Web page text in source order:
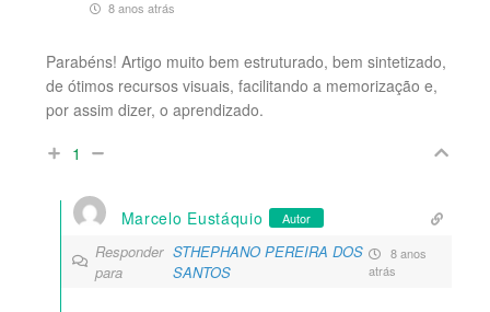
8 anos atrás
Parabéns! Artigo muito bem estruturado, bem sintetizado,
de ótimos recursos visuais, facilitando a memorização e,
por assim dizer, o aprendizado.
1
Marcelo Eustáquio Autor
Responder
para
STHEPHANO PEREIRA DOS
SANTOS
8 anos
atrás